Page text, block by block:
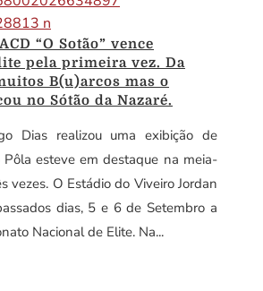
“O Sotão” vence
pela primeira vez. Da
B(u)arcos mas o
no Sótão da Nazaré.
Dias realizou uma exibição de
esteve em destaque na meia-
vezes. O Estádio do Viveiro Jordan
dias, 5 e 6 de Setembro a
Nacional de Elite. Na...